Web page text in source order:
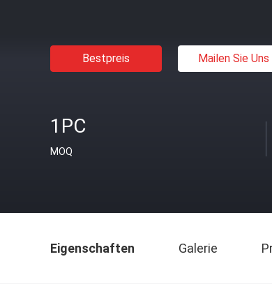
Bestpreis Mailen Sie Uns
1PC
MOQ
Eigenschaften Galerie